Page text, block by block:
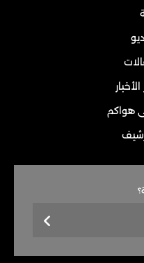
هواكم